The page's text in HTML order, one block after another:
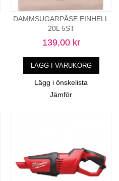
DAMMSUGARPÅSE EINHELL
20L 5ST
139,00 kr
LÄGG I VARUKORG
Lägg i önskelista
Jämför